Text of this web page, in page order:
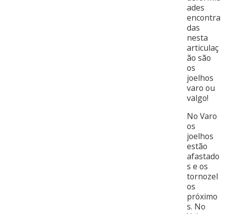
ades
encontra
das
nesta
articulaç
ão são
os
joelhos
varo ou
valgo!
No Varo
os
joelhos
estão
afastado
s e os
tornozel
os
próximo
s. No